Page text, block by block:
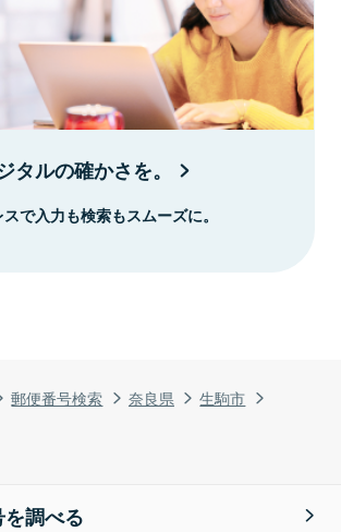
郵便番号検索 奈良県
生駒市
タルの確かさを。
で入力も検索もスムーズに。
調べる